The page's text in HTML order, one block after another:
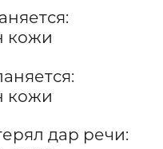
кожи
кожи
дар речи: